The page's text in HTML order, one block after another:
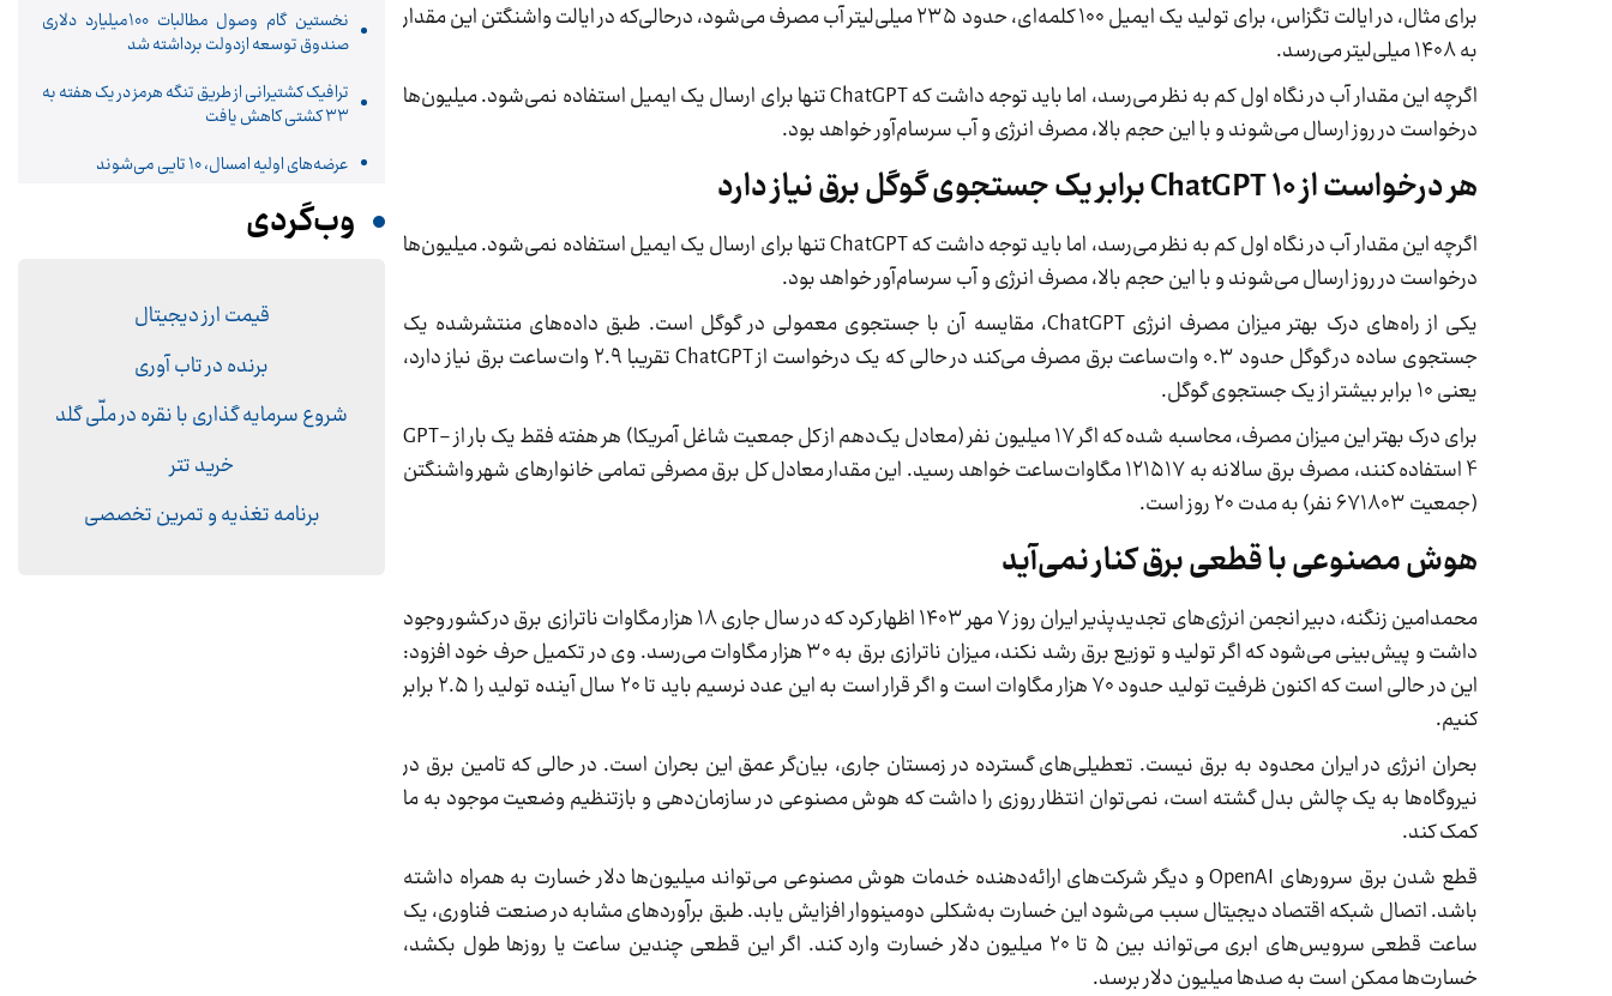
برای مثال، در ایالت تگزاس، برای تولید یک ایمیل ۱۰۰ کلمه‌ای، حدود ۲۳۵ میلی‌لیتر آب مصرف می‌شود، درحالی‌که در ایالت واشنگتن این مقدار
به ۱۴۰۸ میلی‌لیتر می‌رسد.
اگرچه این مقدار آب در نگاه اول کم به نظر می‌رسد، اما باید توجه داشت که ChatGPT تنها برای ارسال یک ایمیل استفاده نمی‌شود. میلیون‌ها
درخواست در روز ارسال می‌شوند و با این حجم بالا، مصرف انرژی و آب سرسام‌آور خواهد بود.
هر درخواست از ChatGPT 10 برابر یک جستجوی گوگل برق نیاز دارد
اگرچه این مقدار آب در نگاه اول کم به نظر می‌رسد، اما باید توجه داشت که ChatGPT تنها برای ارسال یک ایمیل استفاده نمی‌شود. میلیون‌ها
درخواست در روز ارسال می‌شوند و با این حجم بالا، مصرف انرژی و آب سرسام‌آور خواهد بود.
یکی از راه‌های درک بهتر میزان مصرف انرژی ChatGPT، مقایسه آن با جستجوی معمولی در گوگل است. طبق داده‌های منتشرشده یک
جستجوی ساده در گوگل حدود ۰.۳ وات‌ساعت برق مصرف می‌کند در حالی که یک درخواست از ChatGPT تقریبا ۲.۹ وات‌ساعت برق نیاز دارد،
یعنی ۱۰ برابر بیشتر از یک جستجوی گوگل.
برای درک بهتر این میزان مصرف، محاسبه شده که اگر ۱۷ میلیون نفر (معادل یک‌دهم از کل جمعیت شاغل آمریکا) هر هفته فقط یک بار از GPT-
4 استفاده کنند، مصرف برق سالانه به ۱۲۱۵۱۷ مگاوات‌ساعت خواهد رسید. این مقدار معادل کل برق مصرفی تمامی خانوارهای شهر واشنگتن
(جمعیت ۶۷۱۸۰۳ نفر) به مدت ۲۰ روز است.
هوش مصنوعی با قطعی برق کنار نمی‌آید
محمدامین زنگنه، دبیر انجمن انرژی‌های تجدیدپذیر ایران روز ۷ مهر ۱۴۰۳ اظهار کرد که در سال جاری ۱۸ هزار مگاوات ناترازی برق در کشور وجود
داشت و پیش‌بینی می‌شود که اگر تولید و توزیع برق رشد نکند، میزان ناترازی برق به ۳۰ هزار مگاوات می‌رسد. وی در تکمیل حرف خود افزود:
این در حالی است که اکنون ظرفیت تولید حدود ۷۰ هزار مگاوات است و اگر قرار است به این عدد نرسیم باید تا ۲۰ سال آینده تولید را ۲.۵ برابر
کنیم.
بحران انرژی در ایران محدود به برق نیست. تعطیلی‌های گسترده در زمستان جاری، بیان‌گر عمق این بحران است. در حالی که تامین برق در
نیروگاه‌ها به یک چالش بدل گشته است، نمی‌توان انتظار روزی را داشت که هوش مصنوعی در سازمان‌دهی و بازتنظیم وضعیت موجود به ما
کمک کند.
قطع شدن برق سرورهای OpenAI و دیگر شرکت‌های ارائه‌دهنده خدمات هوش مصنوعی می‌تواند میلیون‌ها دلار خسارت به همراه داشته
باشد. اتصال شبکه اقتصاد دیجیتال سبب می‌شود این خسارت به‌شکلی دومینووار افزایش یابد. طبق برآوردهای مشابه در صنعت فناوری، یک
ساعت قطعی سرویس‌های ابری می‌تواند بین ۵ تا ۲۰ میلیون دلار خسارت وارد کند. اگر این قطعی چندین ساعت یا روزها طول بکشد،
خسارت‌ها ممکن است به صدها میلیون دلار برسد.
نخستین گام وصول مطالبات 100میلیارد دلاری
صندوق توسعه ازدولت برداشته شد
ترافیک کشتیرانی از طریق تنگه هرمز در یک هفته به
۳۳ کشتی کاهش یافت
عرضه‌های اولیه امسال، 10 تایی می‌شوند
وب‌گردی
قیمت ارز دیجیتال
برنده در تاب آوری
شروع سرمایه گذاری با نقره در ملّی گلد
خرید تتر
برنامه تغذیه و تمرین تخصصی